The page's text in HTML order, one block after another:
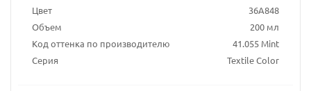
Цвет
36A848
Объем
200 мл
Код оттенка по производителю
41.055 Mint
Серия
Textile Color